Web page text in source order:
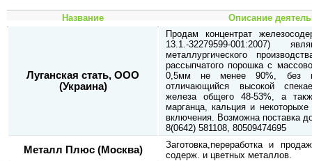
Название Описание
Луганская стать, ООО
(Украина)
Продам концентрат
13.1.-32279599-001:2007)
металлургического
рассыпчатого порошка с
0,5мм не менее 90%, без
отличающийся высокой
железа общего 48-53%, а
марганца, кальция и некоторыхе
включения. Возможна поставка
8(0642) 581108, 80509474695
Металл Плюс (Москва)
Заготовка,переработка и
содерж. и цветных металлов.